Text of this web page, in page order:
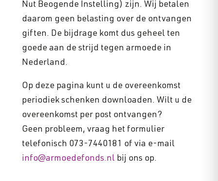
Nut Beogende Instelling) zijn. Wij betalen
daarom geen belasting over de ontvangen
giften. De bijdrage komt dus geheel ten
goede aan de strijd tegen armoede in
Nederland.
Op deze pagina kunt u de overeenkomst
periodiek schenken downloaden. Wilt u de
overeenkomst per post ontvangen?
Geen probleem, vraag het formulier
telefonisch 073-7440181 of via e-mail
info@armoedefonds.nlbij ons op.